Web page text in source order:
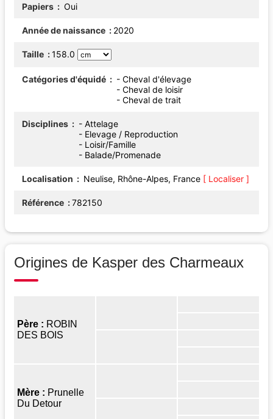
Papiers Oui
Année de naissance 2020
Taille 158.0
Catégories d'équidé
- Cheval d'élevage
- Cheval de loisir
- Cheval de trait
Disciplines
- Attelage
- Elevage / Reproduction
- Loisir/Famille
- Balade/Promenade
Localisation Neulise, Rhône-Alpes, France [ Localiser ]
Référence 782150
Origines de Kasper des Charmeaux
Père : ROBIN
DES BOIS
Mère : Prunelle
Du Detour